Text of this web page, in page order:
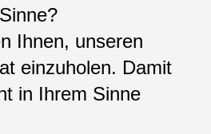
Ihnen, unseren
einzuholen. Damit
in Ihrem Sinne